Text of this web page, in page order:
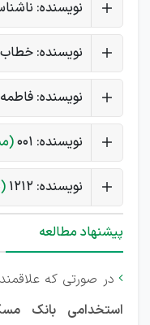
نویسنده:
نویسنده:
نویسنده: فاطمه
نویسنده: 001
نویسنده: 1212
پیشنهاد مطالعه
 در صورتی که
استخدامی بانک